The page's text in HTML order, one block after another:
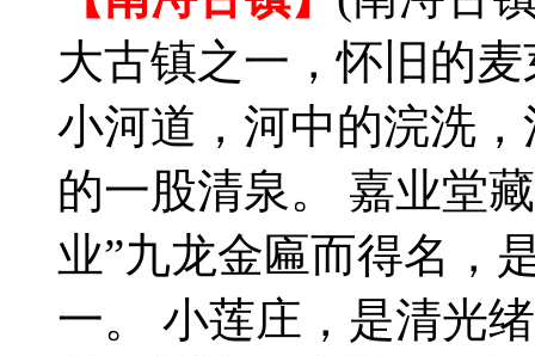
大古镇之一，怀旧的
小河道，河中的浣洗
的一股清泉。 嘉业堂
业”九龙金匾而得名，
一。 小莲庄，是清光